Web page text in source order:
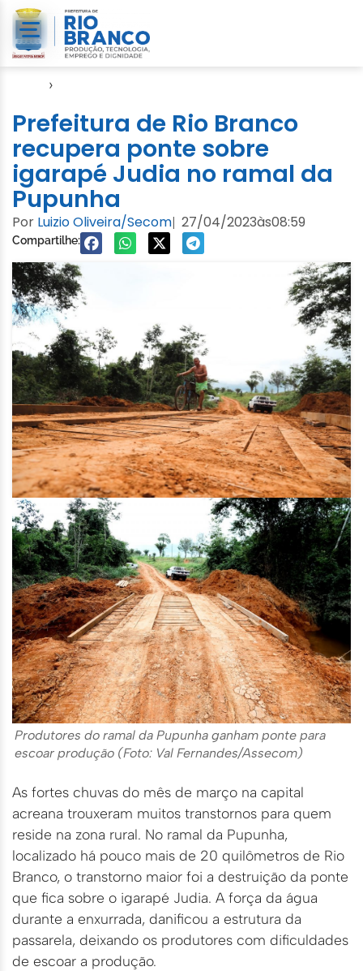
›
Prefeitura de Rio Branco
recupera ponte sobre
igarapé Judia no ramal da
Pupunha
Por Luizio Oliveira/Secom| 27/04/2023às08:59
Compartilhe:
Produtores do ramal da Pupunha ganham ponte para
escoar produção (Foto: Val Fernandes/Assecom)
As fortes chuvas do mês de março na capital
acreana trouxeram muitos transtornos para quem
reside na zona rural. No ramal da Pupunha,
localizado há pouco mais de 20 quilômetros de Rio
Branco, o transtorno maior foi a destruição da ponte
que fica sobre o igarapé Judia. A força da água
durante a enxurrada, danificou a estrutura da
passarela, deixando os produtores com dificuldades
de escoar a produção.